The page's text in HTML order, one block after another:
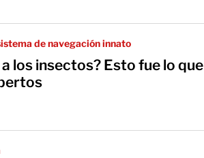
de navegación innato
los insectos? Esto fue lo que